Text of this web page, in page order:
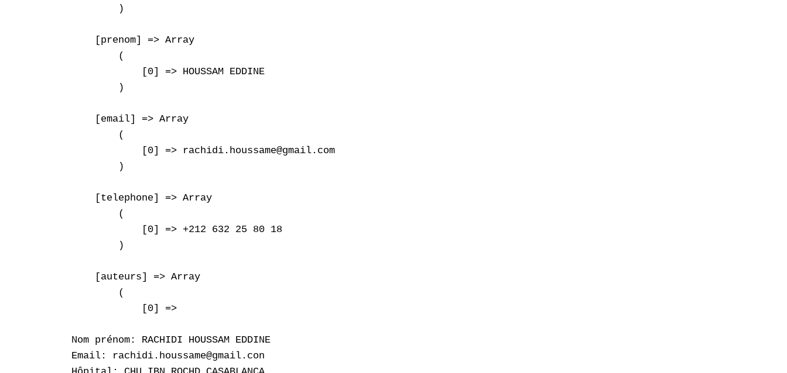
        )
    [prenom] => Array
        (
            [0] => HOUSSAM EDDINE
        )
    [email] => Array
        (
            [0] => rachidi.houssame@gmail.com
        )
    [telephone] => Array
        (
            [0] => +212 632 25 80 18
        )
    [auteurs] => Array
        (
            [0] =>
Nom prénom: RACHIDI HOUSSAM EDDINE
Email: rachidi.houssame@gmail.con